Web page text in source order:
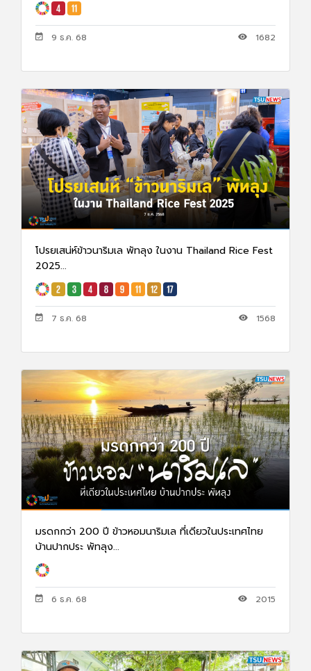
9 ธ.ค. 68 1682
โปรยเสน่ห์ข้าวนาริมเล พัทลุง ในงาน Thailand Rice Fest
2025...
7 ธ.ค. 68 1568
มรดกกว่า 200 ปี ข้าวหอมนาริมเล ที่เดียวในประเทศไทย
บ้านปากประ พัทลุง...
6 ธ.ค. 68 2015